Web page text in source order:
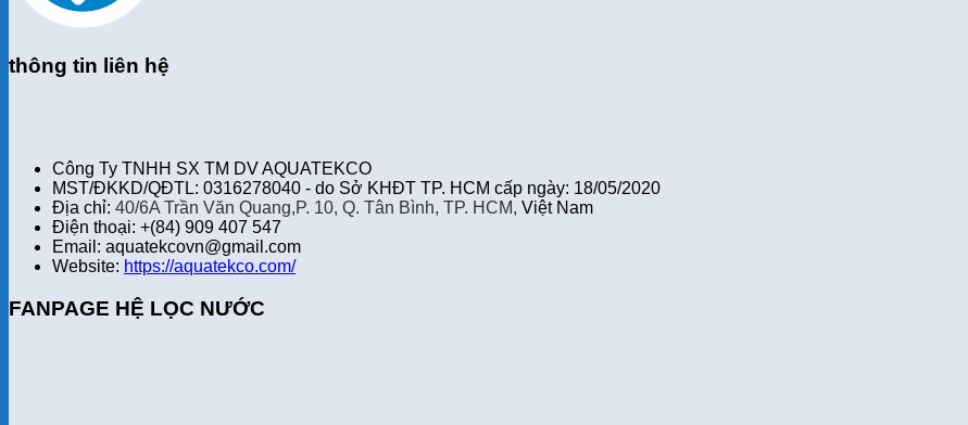
thông tin liên hệ
Công Ty TNHH SX TM DV AQUATEKCO
MST/ĐKKD/QĐTL: 0316278040 - do Sở KHĐT TP. HCM cấp ngày: 18/05/2020
Địa chỉ: 40/6A Trần Văn Quang,P. 10, Q. Tân Bình, TP. HCM, Việt Nam
Điện thoại: +(84) 909 407 547
Email: aquatekcovn@gmail.com
Website: https://aquatekco.com/
FANPAGE HỆ LỌC NƯỚC